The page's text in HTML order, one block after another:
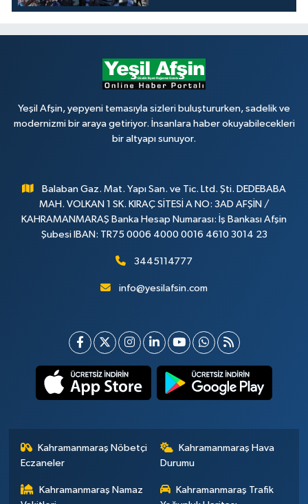
Yeşil Afşin, yepyeni temasıyla sizleri buluştururken, sadelik ve
modernizmi bir araya getiriyor. İnsanlara haber okuyabilecekleri
bir altyapı sunuyor.
Balaban Gaz. Mat. Yapı San. ve Tic. Ltd. Şti. DEDEBABA
MAH. VOLKAN 1 SK. KIRAÇ SİTESİ A NO: 3AD AFŞİN /
KAHRAMANMARAŞ Banka Hesap Numarası: İş Bankası Afşin
Şubesi IBAN: TR75 0006 4000 0016 4610 3014 23
3445114777
info@yesilafsin.com
Kahramanmaraş Nöbetçi
Eczaneler
Kahramanmaraş Hava
Durumu
Kahramanmaraş Namaz
Kahramanmaraş Trafik